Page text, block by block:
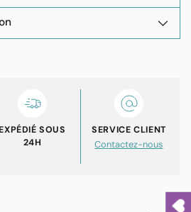
SOUS
24H
SERVICE CLIENT
Contactez-nous